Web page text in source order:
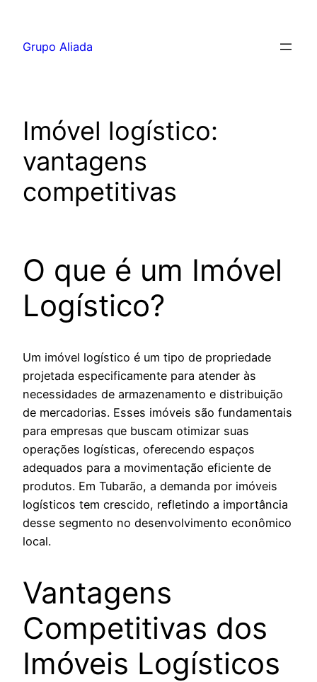
Grupo Aliada
Imóvel logístico:
vantagens
competitivas
O que é um Imóvel
Logístico?
Um imóvel logístico é um tipo de propriedade
projetada especificamente para atender às
necessidades de armazenamento e distribuição
de mercadorias. Esses imóveis são fundamentais
para empresas que buscam otimizar suas
operações logísticas, oferecendo espaços
adequados para a movimentação eficiente de
produtos. Em Tubarão, a demanda por imóveis
logísticos tem crescido, refletindo a importância
desse segmento no desenvolvimento econômico
local.
Vantagens
Competitivas dos
Imóveis Logísticos